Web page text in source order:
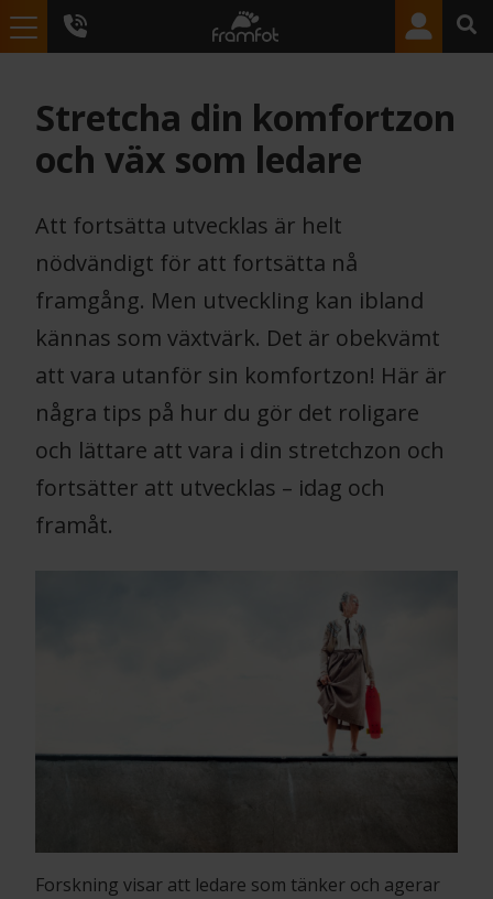
Stretcha din komfortzon
och väx som ledare
Att fortsätta utvecklas är helt
nödvändigt för att fortsätta nå
framgång. Men utveckling kan ibland
kännas som växtvärk. Det är obekvämt
att vara utanför sin komfortzon! Här är
några tips på hur du gör det roligare
och lättare att vara i din stretchzon och
fortsätter att utvecklas – idag och
framåt.
Forskning visar att ledare som tänker och agerar